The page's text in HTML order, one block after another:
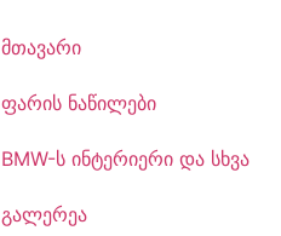
მთავარი
ფარის ნაწილები
BMW-ს ინტერიერი და სხვა
გალერეა